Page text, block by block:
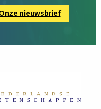
Onze nieuwsbrief